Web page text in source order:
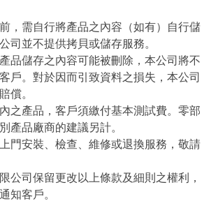
，需自行將產品之內容（如有）自行儲
司並不提供拷貝或儲存服務。
品儲存之內容可能被刪除，本公司將不
戶。對於因而引致資料之損失，本公司
償。
之產品，客戶須繳付基本測試費。零部
產品廠商的建議另計。
門安裝、檢查、維修或退換服務，敬請
公司保留更改以上條款及細則之權利，
知客戶。